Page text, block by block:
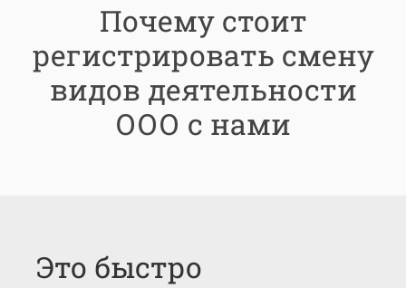
Почему стоит
регистрировать смену
видов деятельности
ООО с нами
Это быстро